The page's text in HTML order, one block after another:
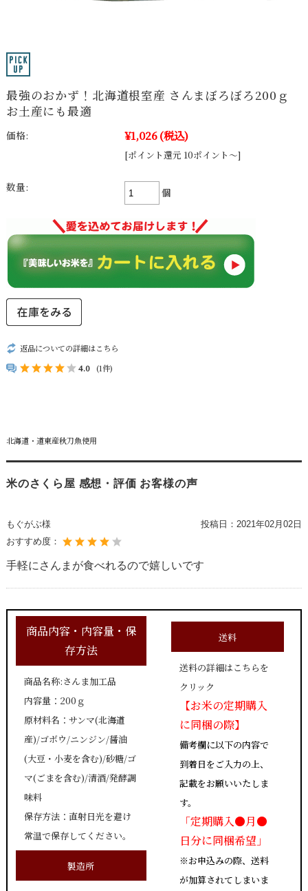
最強のおかず！北海道根室産 さんまぼろぼろ200ｇ
お土産にも最適
価格: ¥1,026(税込)
[ポイント還元 10ポイント～]
数量: 個
返品についての詳細はこちら
4.0 (1件)
北海道・道東産秋刀魚使用
米のさくら屋 感想・評価 お客様の声
もぐがぶ様 投稿日： 2021年02月02日
おすすめ度：
手軽にさんまが食べれるので嬉しいです
商品内容・内容量・保
存方法
商品名称:さんま加工品
内容量：200ｇ
原材料名：サンマ(北海道
産)/ゴボウ/ニンジン/醤油
(大豆・小麦を含む)/砂糖/ゴ
マ(ごまを含む)/清酒/発酵調
味料
保存方法：直射日光を避け
常温で保存してください。
製造所
送料
送料の詳細はこちらを
クリック
【お米の定期購入
に同梱の際】
備考欄に以下の内容で
到着日をご入力の上、
記載をお願いいたしま
す。
「定期購入●月●
日分に同梱希望」
※お申込みの際、送料
が加算されてしまいま